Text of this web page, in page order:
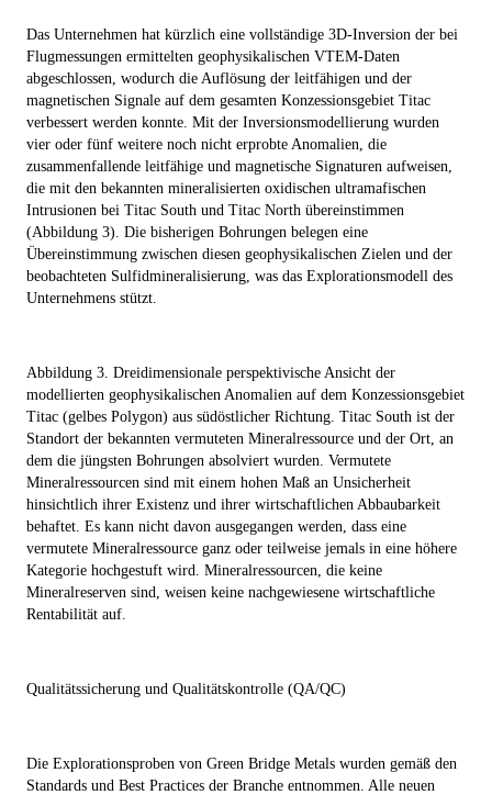
Das Unternehmen hat kürzlich eine vollständige 3D-Inversion der bei
Flugmessungen ermittelten geophysikalischen VTEM-Daten
abgeschlossen, wodurch die Auflösung der leitfähigen und der
magnetischen Signale auf dem gesamten Konzessionsgebiet Titac
verbessert werden konnte. Mit der Inversionsmodellierung wurden
vier oder fünf weitere noch nicht erprobte Anomalien, die
zusammenfallende leitfähige und magnetische Signaturen aufweisen,
die mit den bekannten mineralisierten oxidischen ultramafischen
Intrusionen bei Titac South und Titac North übereinstimmen
(Abbildung 3). Die bisherigen Bohrungen belegen eine
Übereinstimmung zwischen diesen geophysikalischen Zielen und der
beobachteten Sulfidmineralisierung, was das Explorationsmodell des
Unternehmens stützt.
Abbildung 3. Dreidimensionale perspektivische Ansicht der
modellierten geophysikalischen Anomalien auf dem Konzessionsgebiet
Titac (gelbes Polygon) aus südöstlicher Richtung. Titac South ist der
Standort der bekannten vermuteten Mineralressource und der Ort, an
dem die jüngsten Bohrungen absolviert wurden. Vermutete
Mineralressourcen sind mit einem hohen Maß an Unsicherheit
hinsichtlich ihrer Existenz und ihrer wirtschaftlichen Abbaubarkeit
behaftet. Es kann nicht davon ausgegangen werden, dass eine
vermutete Mineralressource ganz oder teilweise jemals in eine höhere
Kategorie hochgestuft wird. Mineralressourcen, die keine
Mineralreserven sind, weisen keine nachgewiesene wirtschaftliche
Rentabilität auf.
Qualitätssicherung und Qualitätskontrolle (QA/QC)
Die Explorationsproben von Green Bridge Metals wurden gemäß den
Standards und Best Practices der Branche entnommen. Alle neuen